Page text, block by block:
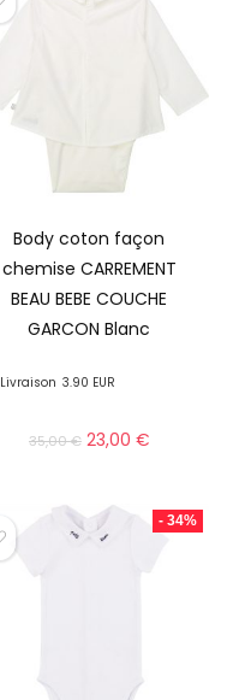
Body coton façon
chemise CARREMENT
BEAU BEBE COUCHE
GARCON Blanc
Livraison 3.90 EUR
35,00€ 23,00 €
- 34%